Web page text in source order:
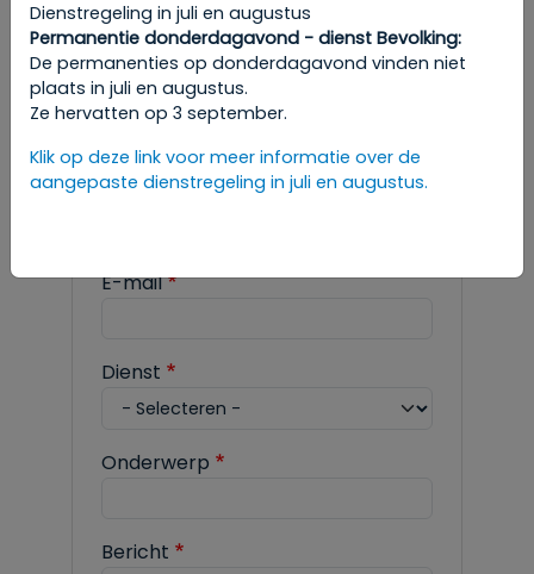
Om een afspraak te maken, raadpleeg
de gewenste rubriek in de
administratieve stappen.
Naam
E-mail
Dienst
Onderwerp
Bericht
Dienstregeling in juli en augustus
Permanentie donderdagavond - dienst Bevolking:
De permanenties op donderdagavond vinden niet
plaats in juli en augustus.
Ze hervatten op 3 september.
Klik op deze link voor meer informatie over de
aangepaste dienstregeling in juli en augustus.